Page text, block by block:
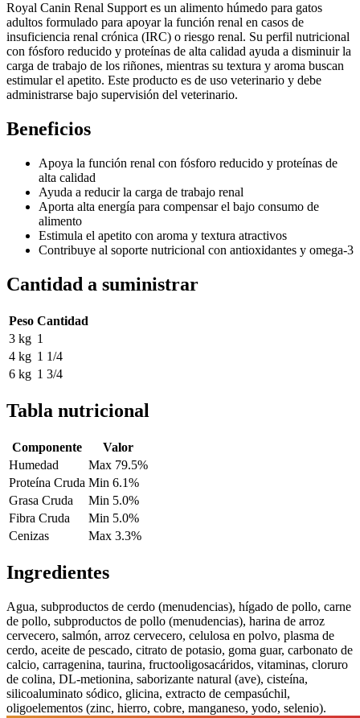
Royal Canin Renal Support es un alimento húmedo para gatos
adultos formulado para apoyar la función renal en casos de
insuficiencia renal crónica (IRC) o riesgo renal. Su perfil nutricional
con fósforo reducido y proteínas de alta calidad ayuda a disminuir la
carga de trabajo de los riñones, mientras su textura y aroma buscan
estimular el apetito. Este producto es de uso veterinario y debe
administrarse bajo supervisión del veterinario.
Beneficios
Apoya la función renal con fósforo reducido y proteínas de
alta calidad
Ayuda a reducir la carga de trabajo renal
Aporta alta energía para compensar el bajo consumo de
alimento
Estimula el apetito con aroma y textura atractivos
Contribuye al soporte nutricional con antioxidantes y omega-3
Cantidad a suministrar
Peso Cantidad
3 kg 1
4 kg 1 1/4
6 kg 1 3/4
Tabla nutricional
Componente
Valor
Humedad
Max 79.5%
Proteína Cruda Min 6.1%
Grasa Cruda
Min 5.0%
Fibra Cruda
Min 5.0%
Cenizas
Max 3.3%
Ingredientes
Agua, subproductos de cerdo (menudencias), hígado de pollo, carne
de pollo, subproductos de pollo (menudencias), harina de arroz
cervecero, salmón, arroz cervecero, celulosa en polvo, plasma de
cerdo, aceite de pescado, citrato de potasio, goma guar, carbonato de
calcio, carragenina, taurina, fructooligosacáridos, vitaminas, cloruro
de colina, DL-metionina, saborizante natural (ave), cisteína,
silicoaluminato sódico, glicina, extracto de cempasúchil,
oligoelementos (zinc, hierro, cobre, manganeso, yodo, selenio).